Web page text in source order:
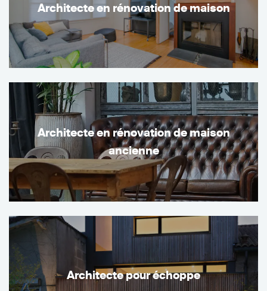
Architecte en rénovation de maison
Architecte en rénovation de maison
ancienne
Architecte pour échoppe